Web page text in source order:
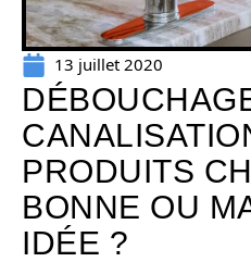
13 juillet 2020
PRODUITS
BONNE OU
IDÉE ?